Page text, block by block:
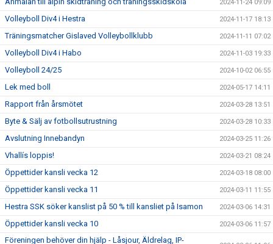
2024-11-24 09:09
Volleyboll Div4 i Hestra 2024-11-17 18:13
Träningsmatcher Gislaved Volleybollklubb 2024-11-11 07:02
Volleyboll Div4 i Habo 2024-11-03 19:33
Volleyboll 24/25 2024-10-02 06:55
Lek med boll 2024-05-17 14:11
Rapport från årsmötet 2024-03-28 13:51
Byte & Sälj av fotbollsutrustning 2024-03-28 10:33
Avslutning Innebandyn 2024-03-25 11:26
Vhallís loppis! 2024-03-21 08:24
Öppettider kansli vecka 12 2024-03-18 08:00
Öppettider kansli vecka 11 2024-03-11 11:55
Hestra SSK söker kanslist på 50 % till kansliet på Isamon 2024-03-06 14:31
Öppettider kansli vecka 10 2024-03-06 11:57
Föreningen behöver din hjälp - Låsjour, Äldrelag, IP-